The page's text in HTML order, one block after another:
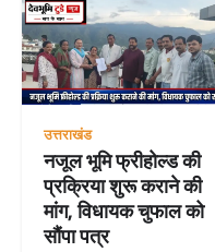
उत्तराखंड
नजूल भूमि फ्रीहोल्ड की
प्रक्रिया शुरू कराने की
मांग, विधायक चुफाल को
सौंपा पत्र